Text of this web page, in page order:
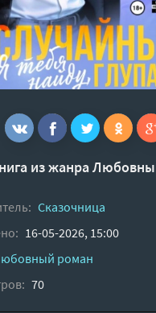
из жанра
Сказочница
16-05-2026, 15:00
роман
70